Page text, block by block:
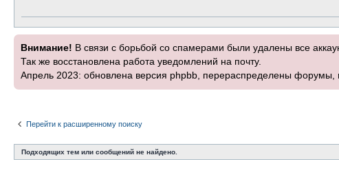
Внимание! В связи с борьбой со спамерами были удалены все
Так же восстановлена работа уведомлений на почту.
Апрель 2023: обновлена версия phpbb, перераспределены форумы,
Перейти к расширенному поиску
Подходящих тем или сообщений не найдено.